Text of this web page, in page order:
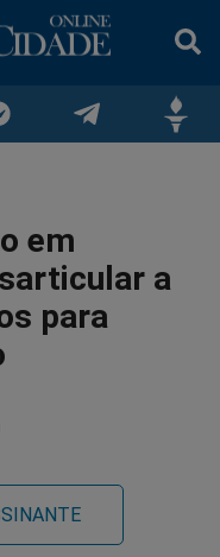
no
Telegram
em
a
para